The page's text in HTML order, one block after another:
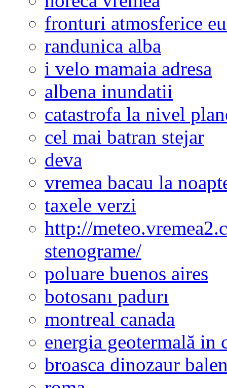
fronturi atmosferice
randunica alba
i velo mamaia adresa
albena inundatii
catastrofa la nivel
cel mai batran stejar
deva
vremea bacau la
taxele verzi
http://
stenograme/
poluare buenos aires
botosanı padurı
montreal canada
energia geotermală in
broasca dinozaur